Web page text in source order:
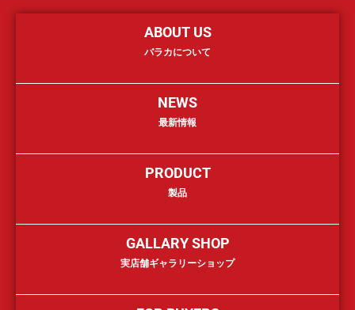
ABOUT US
バラカについて
NEWS
最新情報
PRODUCT
製品
GALLARY SHOP
実店舗ギャラリーショップ